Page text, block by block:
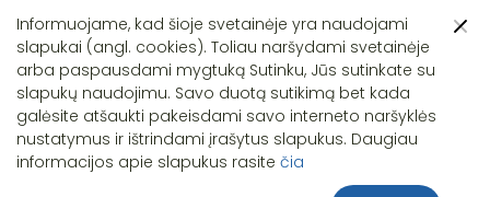
Pastebėjote klaidą?
Informuojame, kad šioje svetainėje yra naudojami
slapukai (angl. cookies). Toliau naršydami svetainėje
arba paspausdami mygtuką Sutinku, Jūs sutinkate su
slapukų naudojimu. Savo duotą sutikimą bet kada
galėsite atšaukti pakeisdami savo interneto naršyklės
nustatymus ir ištrindami įrašytus slapukus. Daugiau
informacijos apie slapukus rasite čia